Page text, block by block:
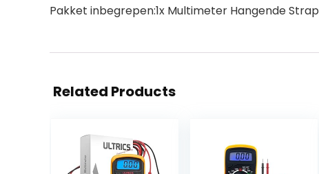
Pakket inbegrepen:1x Multimeter Hangende
Related Products